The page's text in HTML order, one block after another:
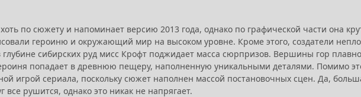
по сюжету и напоминает версию 2013 года, однако по графической части она
героиню и окружающий мир на высоком уровне. Кроме этого, создатели
сибирских руд мисс Крофт поджидает масса сюрпризов. Вершины гор плавно
попадает в древнюю пещеру, наполненную уникальными деталями. Помимо
игрой сериала, поскольку сюжет наполнен массой постановочных сцен. Да,
все рушится, однако это никак не напрягает.